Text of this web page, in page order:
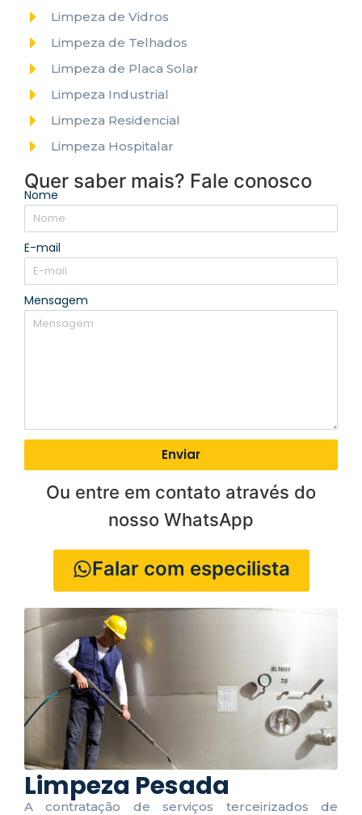
Limpeza de Vidros
Limpeza de Telhados
Limpeza de Placa Solar
Limpeza Industrial
Limpeza Residencial
Limpeza Hospitalar
Quer saber mais? Fale conosco
Nome
E-mail
Mensagem
Enviar
Ou entre em contato através do
nosso WhatsApp
Falar com especilista
Limpeza Pesada
A contratação de serviços terceirizados de